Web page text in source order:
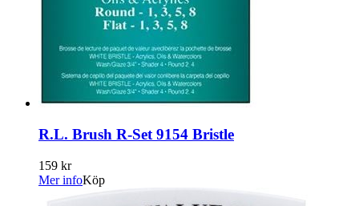
R.L. Brush R-Set 9154 Bristle
159 kr
Mer infoKöp